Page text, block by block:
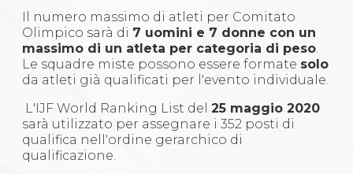
Il numero massimo di atleti per Comitato
Olimpico sarà di 7 uomini e 7 donne con un
massimo di un atleta per categoria di peso.
Le squadre miste possono essere formate solo
da atleti già qualificati per l'evento individuale.
L'IJF World Ranking List del25 maggio 2020
sarà utilizzato per assegnare i 352 posti di
qualifica nell'ordine gerarchico di
qualificazione.